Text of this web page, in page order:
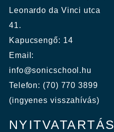
Leonardo da Vinci utca
41.
Kapucsengő: 14
Email:
info@sonicschool.hu
Telefon: (70) 770 3899
(ingyenes visszahívás)
NYITVATARTÁS